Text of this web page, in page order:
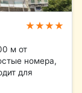
★★★★
м от
номера,
для